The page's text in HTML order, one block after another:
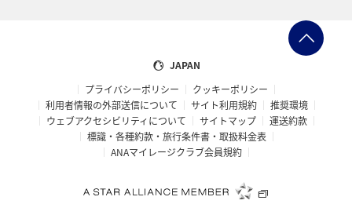
JAPAN
プライバシーポリシー
クッキーポリシー
利用者情報の外部送信について
サイト利用規約
推奨環境
ウェブアクセシビリティについて
サイトマップ
運送約款
標識・各種約款・旅行条件書・取扱料金表
ANAマイレージクラブ会員規約